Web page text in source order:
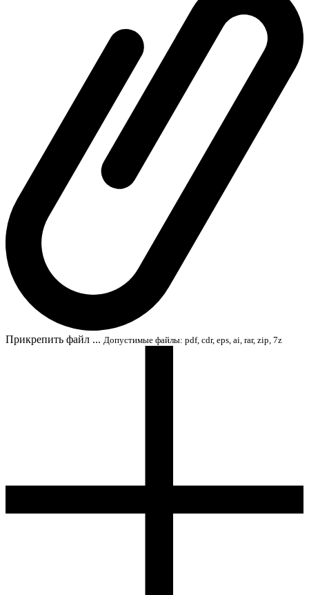
Прикрепить файл ... Допустимые файлы: pdf, cdr, eps, ai, rar, zip, 7z